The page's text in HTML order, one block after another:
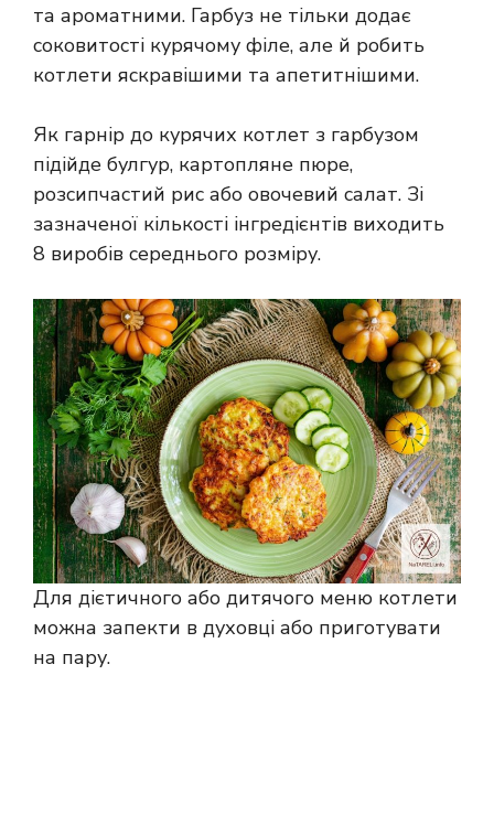
та ароматними. Гарбуз не тільки додає
соковитості курячому філе, але й робить
котлети яскравішими та апетитнішими.
Як гарнір до курячих котлет з гарбузом
підійде булгур, картопляне пюре,
розсипчастий рис або овочевий салат. Зі
зазначеної кількості інгредієнтів виходить
8 виробів середнього розміру.
Для дієтичного або дитячого меню котлети
можна запекти в духовці або приготувати
на пару.